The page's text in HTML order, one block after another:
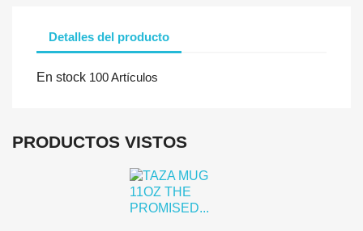
Detalles del producto
En stock 100 Artículos
PRODUCTOS VISTOS
Iniciar sesión